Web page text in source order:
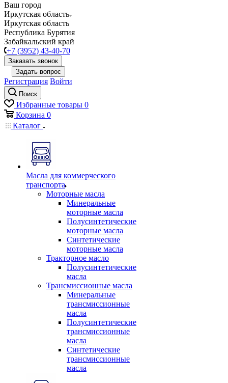
Ваш город
Иркутская область
Иркутская область
Республика Бурятия
Забайкальский край
+7 (3952) 43-40-70
Заказать звонок
Задать вопрос
Регистрация Войти
Поиск
Избранные товары 0
Корзина 0
Каталог
Масла для коммерческого
транспорта
Моторные масла
Минеральные
моторные масла
Полусинтетические
моторные масла
Синтетические
моторные масла
Тракторное масло
Полусинтетические
масла
Трансмиссионные масла
Минеральные
трансмиссионные
масла
Полусинтетические
трансмиссионные
масла
Синтетические
трансмиссионные
масла